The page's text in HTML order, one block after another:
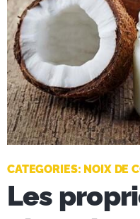
CATEGORIES: NOIX DE
Les